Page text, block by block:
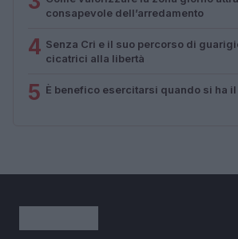
consapevole dell’arredamento
4 Senza Cri e il suo percorso di
cicatrici alla libertà
5 È benefico esercitarsi quando si ha